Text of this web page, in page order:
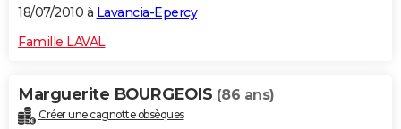
18/07/2010 à Lavancia-Epercy
Famille LAVAL
Marguerite BOURGEOIS (86 ans)
Créer une cagnotte obsèques